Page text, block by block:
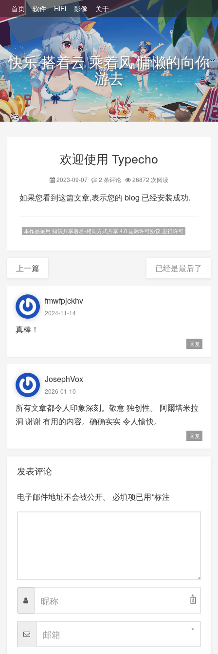
首页 软件 HiFi 影像 关于
快乐 搭着云 乘着风 慵懒的向你
游去
欢迎使用 Typecho
2023-09-07 2 条评论 26872 次阅读
如果您看到这篇文章,表示您的 blog 已经安装成功.
本作品采用 知识共享署名-相同方式共享 4.0 国际许可协议 进行许可
上一篇 已经是最后了
fmwfpjckhv
2024-11-14
真棒！
回复
JosephVox
2026-01-10
所有文章都令人印象深刻。敬意 独创性。 阿爾塔米拉
洞 谢谢 有用的内容。确确实实 令人愉快。
回复
发表评论
电子邮件地址不会被公开。 必填项已用*标注
*
*